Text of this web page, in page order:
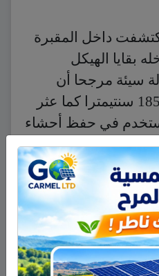
اكتشفت داخل المقبرة
بقايا الهيكل
سيئة مرجحا أن
طول جسمه كان نحو 185 سنتيمترا كما عثر
في حفظ أحشاء
أي أثاث جنائزي “مما